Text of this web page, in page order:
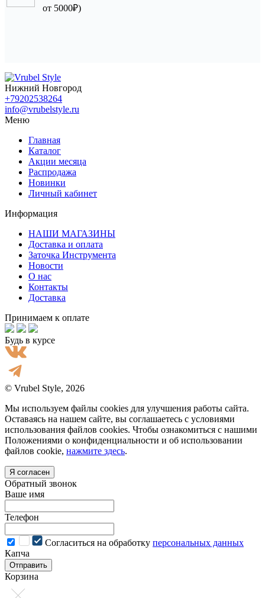
от 5000₽)
Нижний Новгород
+79202538264
info@vrubelstyle.ru
Меню
Главная
Каталог
Акции месяца
Распродажа
Новинки
Личный кабинет
Информация
НАШИ МАГАЗИНЫ
Доставка и оплата
Заточка Инструмента
Новости
О нас
Контакты
Доставка
Принимаем к оплате
Будь в курсе
© Vrubel Style, 2026
Мы используем файлы cookies для улучшения работы сайта.
Оставаясь на нашем сайте, вы соглашаетесь с условиями
использования файлов cookies. Чтобы ознакомиться с нашими
Положениями о конфиденциальности и об использовании
файлов cookie, нажмите здесь.
Я согласен
Обратный звонок
Ваше имя
Телефон
Cогласиться на обработку персональных данных
Капча
Отправить
Корзина